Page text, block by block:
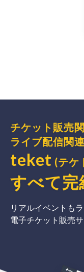
チケット販売
ライブ配信関
teket (テケ
すべて完
リアルイベントも
電子チケット販売